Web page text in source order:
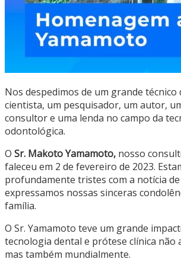
Nos despedimos de um grande técnico
cientista, um pesquisador, um autor,
consultor e uma lenda no campo da
odontológica.
O Sr. Makoto Yamamoto, nosso
faleceu em 2 de fevereiro de 2023.
profundamente tristes com a notícia
expressamos nossas sinceras
família.
O Sr. Yamamoto teve um grande
tecnologia dental e prótese clínica não
mas também mundialmente.